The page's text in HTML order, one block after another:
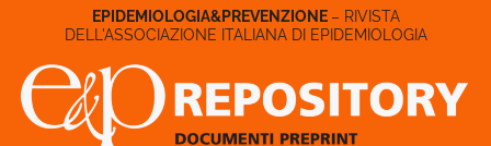
contenuto
– RIVISTA
DELL'ASSOCIAZIONE ITALIANA DI EPIDEMIOLOGIA